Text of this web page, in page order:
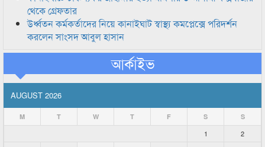
থেকে গ্রেফতার
উর্ধ্বতন কর্মকর্তাদের নিয়ে কানাইঘাট স্বাস্থ্য কমপ্লেক্সে পরিদর্শন
করলেন সাংসদ আবুল হাসান
আর্কাইভ
AUGUST 2026
M T W T F S S
1
2